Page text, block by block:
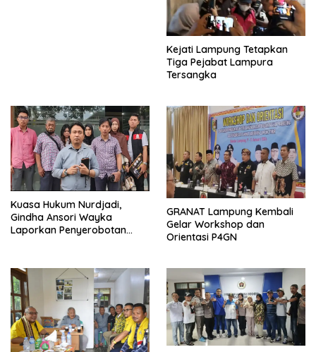
Kejati Lampung Tetapkan
Tiga Pejabat Lampura
Tersangka
Kuasa Hukum Nurdjadi,
Gindha Ansori Wayka
Laporkan Penyerobotan
GRANAT Lampung Kembali
Gelar Workshop dan
Orientasi P4GN